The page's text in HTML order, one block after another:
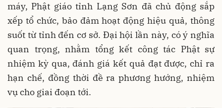
máy, Phật giáo tỉnh Lạng Sơn đã chủ động sắp
xếp tổ chức, bảo đảm hoạt động hiệu quả, thông
suốt từ tỉnh đến cơ sở. Đại hội lần này, có ý nghĩa
quan trọng, nhằm tổng kết công tác Phật sự
nhiệm kỳ qua, đánh giá kết quả đạt được, chỉ ra
hạn chế, đồng thời đề ra phương hướng, nhiệm
vụ cho giai đoạn tới.